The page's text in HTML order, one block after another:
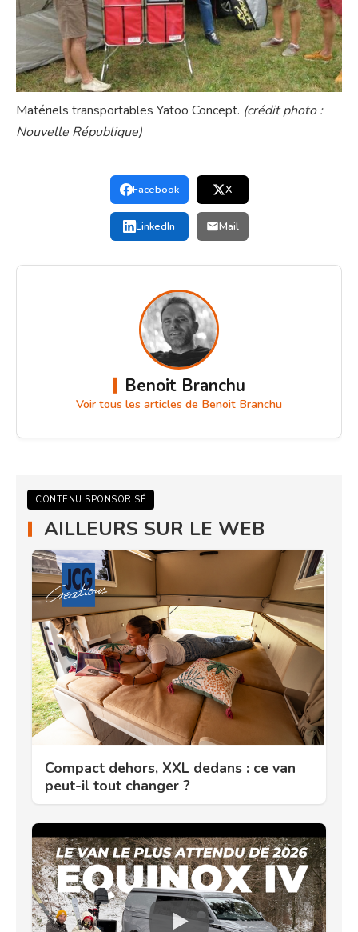
Matériels transportables Yatoo Concept. (crédit photo :
Nouvelle République)
Facebook X
LinkedIn Mail
Benoit Branchu
Voir tous les articles de Benoit Branchu
CONTENU SPONSORISÉ
AILLEURS SUR LE WEB
Compact dehors, XXL dedans : ce van
peut-il tout changer ?